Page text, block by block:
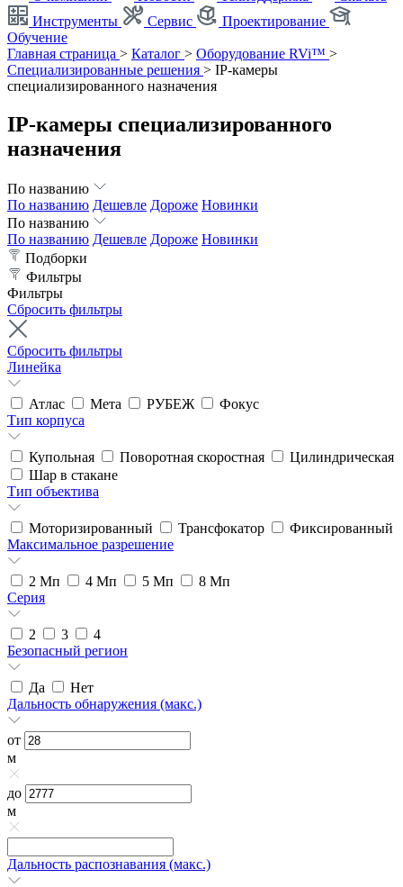
Инструменты
Сервис
Проектирование
Обучение
Главная страница > Каталог > Оборудование RVi™ >
Специализированные решения > IP-камеры
специализированного назначения
IP-камеры специализированного
назначения
По названию
По названию Дешевле Дороже Новинки
По названию
По названию Дешевле Дороже Новинки
Подборки
Фильтры
Фильтры
Сбросить фильтры
Сбросить фильтры
Линейка
Атлас Мета РУБЕЖ
Фокус
Тип корпуса
Купольная Поворотная скоростная
Цилиндрическая
Шар в стакане
Тип объектива
Моторизированный Трансфокатор
Фиксированный
Максимальное разрешение
2 Мп 4 Мп 5 Мп 8 Мп
Серия
2 3
4
Безопасный регион
Да
Нет
Дальность обнаружения (макс.)
от
м
до
м
Дальность распознавания (макс.)